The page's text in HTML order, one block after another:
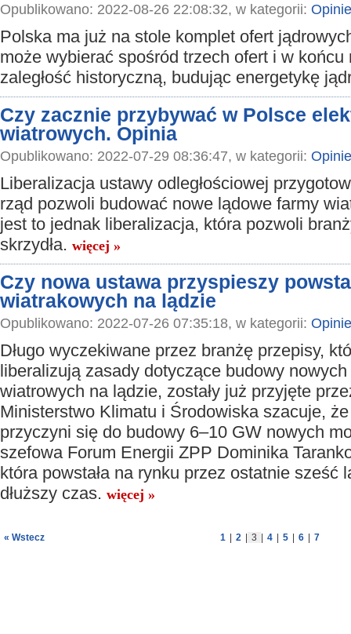
Opublikowano: 2022-08-26 22:08:32, w kategorii: Opinie
Polska ma już na stole komplet ofert
może wybierać spośród trzech ofert i w końcu
zaległość historyczną, budując energetykę
Czy zacznie przybywać w Polsce
wiatrowych. Opinia
Opublikowano: 2022-07-29 08:36:47, w kategorii: Opinie
Liberalizacja ustawy odległościowej
rząd pozwoli budować nowe lądowe farmy
jest to jednak liberalizacja, która pozwoli
skrzydła. więcej »
Czy nowa ustawa przyspieszy
wiatrakowych na lądzie
Opublikowano: 2022-07-26 07:35:18, w kategorii: Opinie
Długo wyczekiwane przez branżę przepisy,
liberalizują zasady dotyczące budowy
wiatrowych na lądzie, zostały już przyjęte
Ministerstwo Klimatu i Środowiska szacuje,
przyczyni się do budowy 6–10 GW nowych
szefowa Forum Energii ZPP Dominika
która powstała na rynku przez ostatnie sześć
dłuższy czas. więcej »
« Wstecz 1 2 3 4 5 6 7